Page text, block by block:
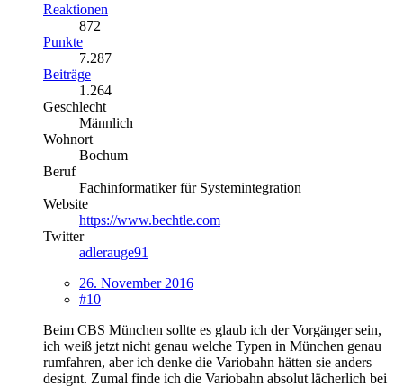
Reaktionen
872
Punkte
7.287
Beiträge
1.264
Geschlecht
Männlich
Wohnort
Bochum
Beruf
Fachinformatiker für Systemintegration
Website
https://www.bechtle.com
Twitter
adlerauge91
26. November 2016
#10
Beim CBS München sollte es glaub ich der Vorgänger sein,
ich weiß jetzt nicht genau welche Typen in München genau
rumfahren, aber ich denke die Variobahn hätten sie anders
designt. Zumal finde ich die Variobahn absolut lächerlich bei